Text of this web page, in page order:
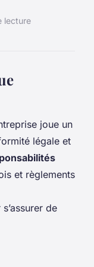
lecture
joue un
légale et
et règlements
de